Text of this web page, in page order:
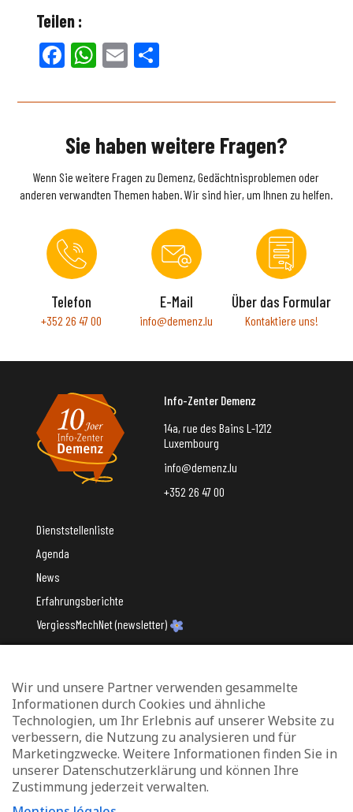
Teilen :
Facebook
WhatsApp
Email
Sie haben weitere Fragen?
Wenn Sie weitere Fragen zu Demenz, Gedächtnisproblemen oder
anderen verwandten Themen haben. Wir sind hier, um Ihnen zu helfen.
Telefon
+352 26 47 00
E-Mail
info@demenz.lu
Über das Formular
Kontaktiere uns!
Info-Zenter Demenz
14a, rue des Bains L-1212
Luxembourg
info@demenz.lu
+352 26 47 00
Dienststellenliste
Agenda
News
Erfahrungsberichte
VergiessMechNet (newsletter)
Mit Unterstützung des
Datenschutz und Verwaltung von Cookies
Wir und unsere Partner verwenden gesammelte
Informationen durch Cookies und ähnliche
Technologien, um Ihr Erlebnis auf unserer Website zu
verbessern, die Nutzung zu analysieren und für
Marketingzwecke. Weitere Informationen finden Sie in
unserer Datenschutzerklärung und können Ihre
Zustimmung jederzeit verwalten.